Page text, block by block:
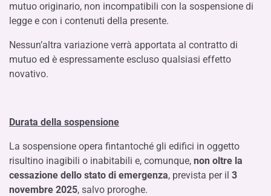
mutuo originario, non incompatibili con la sospensione di
legge e con i contenuti della presente.
Nessun’altra variazione verrà apportata al contratto di
mutuo ed è espressamente escluso qualsiasi effetto
novativo.
Durata della sospensione
La sospensione opera fintantoché gli edifici in oggetto
risultino inagibili o inabitabili e, comunque, non oltre la
cessazione dello stato di emergenza, prevista per il 3
novembre 2025, salvo proroghe.